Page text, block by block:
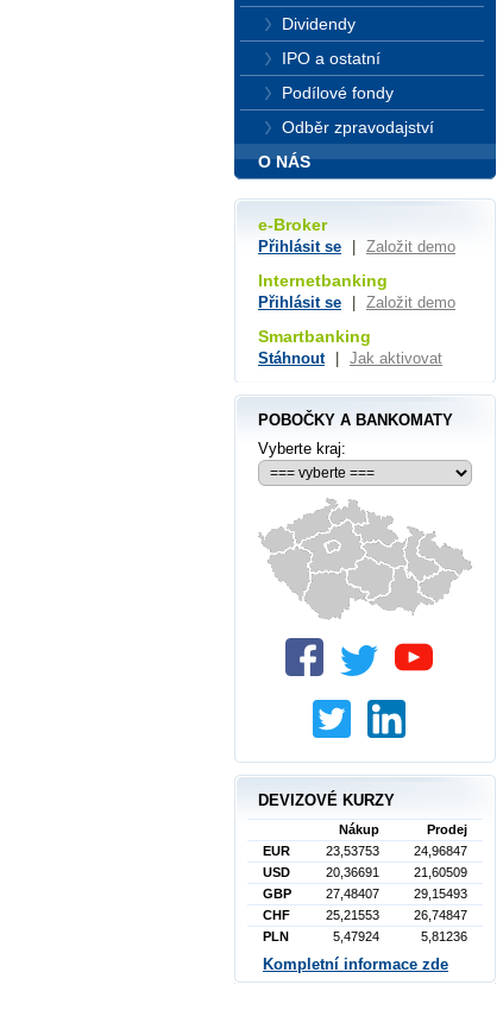
Dividendy
IPO a ostatní
Podílové fondy
Odběr zpravodajství
O NÁS
e-Broker
Přihlásit se Založit demo
Internetbanking
Přihlásit se Založit demo
Smartbanking
Stáhnout Jak aktivovat
POBOČKY A BANKOMATY
Vyberte kraj:
DEVIZOVÉ KURZY
Nákup
Prodej
EUR
23,53753
24,96847
USD
20,36691
21,60509
GBP
27,48407
29,15493
CHF
25,21553
26,74847
PLN
5,47924 5,81236
Kompletní informace zde